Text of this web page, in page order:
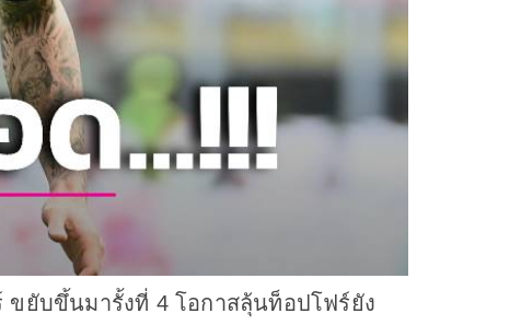
ขยับขึ้นมารั้งที่ 4 โอกาสลุ้นท็อปโฟร์ยัง